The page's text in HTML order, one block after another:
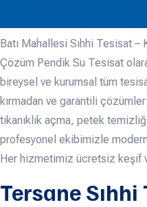
Batı Mahallesi Sıhhi Tesisat –
Çözüm Pendik Su Tesisat
bireysel ve kurumsal tüm
kırmadan ve garantili
tıkanıklık açma, petek
profesyonel ekibimizle
Her hizmetimiz ücretsiz keşif
Tersane Sıhhi